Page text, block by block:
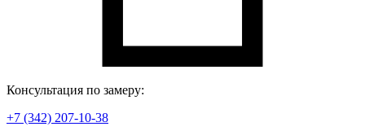
Консультация по замеру:
+7 (342) 207-10-38